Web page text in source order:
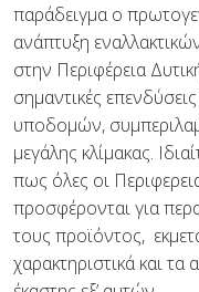
παράδειγμα ο
ανάπτυξη
στην Περιφέρεια
σημαντικές
υποδομών,
μεγάλης κλίμακας.
πως όλες οι
προσφέρονται για
τους προϊόντος,
χαρακτηριστικά και